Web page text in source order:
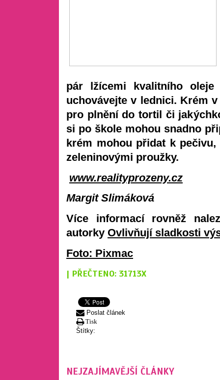
pár lžícemi kvalitního
uchovávejte v lednici. Krém
pro plnění do tortil či
si po škole mohou snadno
krém mohou přidat k
zeleninovými proužky.
www.realityprozeny.cz
Margit Slimáková
Více informací rovněž
autorky Ovlivňují sladkosti
Foto: Pixmac
| PŘEČTENO: 31713X
Poslat článek
Tisk
Štítky:
NEJZAJÍMAVĚJŠÍ ČLÁNKY